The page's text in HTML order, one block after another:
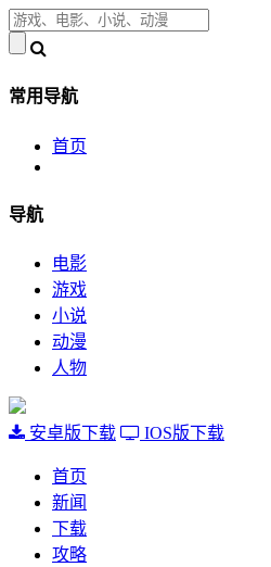
常用导航
首页
导航
电影
游戏
小说
动漫
人物
安卓版下载 IOS版下载
首页
新闻
下载
攻略